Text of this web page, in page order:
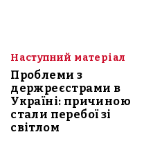
Наступний матеріал
Проблеми з
держреєстрами в
Україні: причиною
стали перебої зі
світлом